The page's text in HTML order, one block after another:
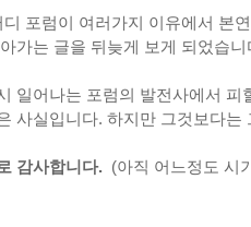
포럼이 여러가지 이유에서 본
가는 글을 뒤늦게 보게 되었습니
일어나는 포럼의 발전사에서 피
사실입니다. 하지만 그것보다는
감사합니다. (아직 어느정도 시